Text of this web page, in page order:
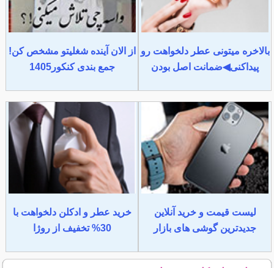
بالاخره میتونی عطر دلخواهت رو
پیداکنی◀ضمانت اصل بودن
از الان آینده شغلیتو مشخص کن!
جمع بندی کنکور1405
لیست قیمت و خرید آنلاین
جدیدترین گوشی های بازار
خرید عطر و ادکلن دلخواهت با
30% تخفیف از روژا